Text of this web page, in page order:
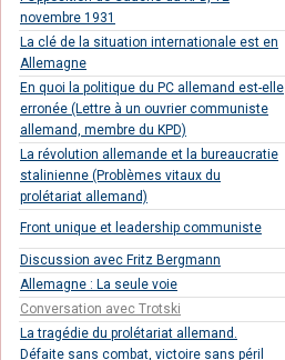
novembre 1931
La clé de la situation internationale est en
Allemagne
En quoi la politique du PC allemand est-elle
erronée (Lettre à un ouvrier communiste
allemand, membre du KPD)
La révolution allemande et la bureaucratie
stalinienne (Problèmes vitaux du
prolétariat allemand)
Front unique et leadership communiste
Discussion avec Fritz Bergmann
Allemagne : La seule voie
Conversation avec Trotski
La tragédie du prolétariat allemand.
Défaite sans combat, victoire sans péril